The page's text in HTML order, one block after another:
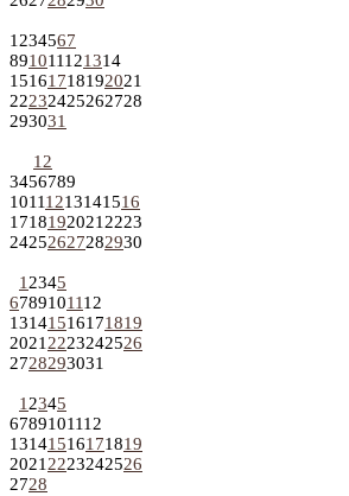
1 234567
891011121314
15161718192021
22232425262728
293031
1 2
3456789
10111213141516
1718192021 2223
24252627282930
1 2345
6789101112
13141516171819
2021 2223242526
2728293031
1 2345
6789101112
13141516171819
2021 2223242526
2728